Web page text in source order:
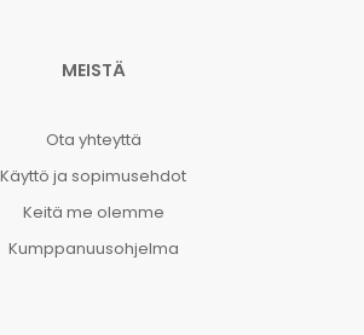
MEISTÄ
Ota yhteyttä
Käyttö ja sopimusehdot
Keitä me olemme
Kumppanuusohjelma